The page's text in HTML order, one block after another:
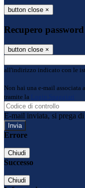
button close ×
Recupero password
button close ×
all'indirizzo indicato con le
Non hai una e-mail associata
tramite la
Login Spaggiari
E-mail inviata, si prega
Errore
Chiudi
Successo
Chiudi